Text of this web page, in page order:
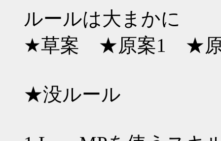
ルールは大まかに
★草案 ★原案1 ★原
★没ルール